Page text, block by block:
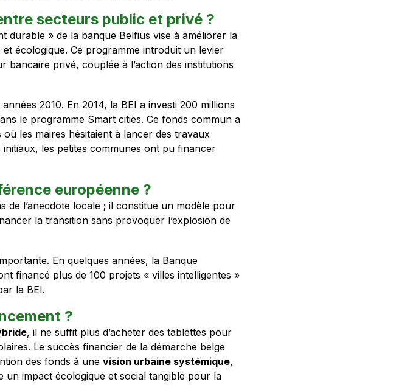
secteurs public et privé ?
durable » de la banque Belfius vise à améliorer la
écologique. Ce programme introduit un levier
bancaire privé, couplée à l’action des institutions
2010. En 2014, la BEI a investi 200 millions
le programme Smart cities. Ce fonds commun a
les maires hésitaient à lancer des travaux
initiaux, les petites communes ont pu financer
européenne ?
de l’anecdote locale ; il constitue un modèle pour
la transition sans provoquer l’explosion de
En quelques années, la Banque
financé plus de 100 projets « villes intelligentes »
la BEI.
?
, il ne suffit plus d’acheter des tablettes pour
Le succès financier de la démarche belge
des fonds à une vision urbaine systémique,
un impact écologique et social tangible pour la